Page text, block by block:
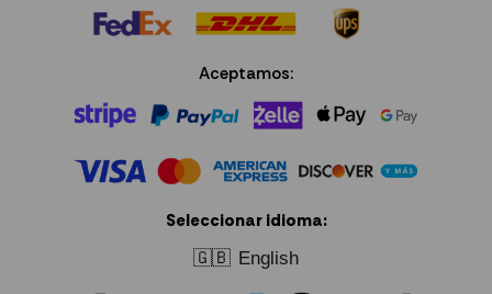
Aceptamos:
Seleccionar idioma:
🇬🇧 English